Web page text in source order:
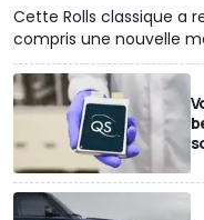
Cette Rolls classique a
compris une nouvelle